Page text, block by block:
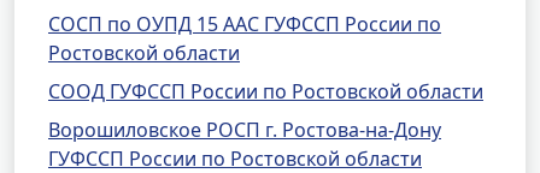
СОСП по ОУПД 15 ААС ГУФССП России по
Ростовской области
СООД ГУФССП России по Ростовской области
Ворошиловское РОСП г. Ростова-на-Дону
ГУФССП России по Ростовской области